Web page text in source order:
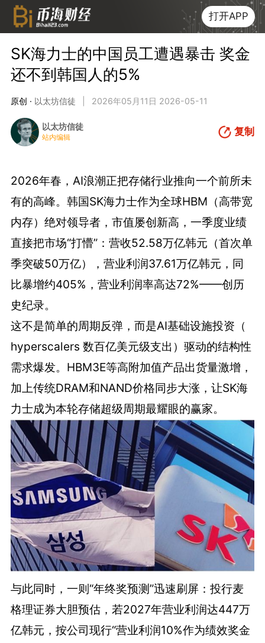
打开APP
SK海力士的中国员工遭遇暴击 奖金
还不到韩国人的5%
原创 · 以太坊信徒 2026年05月11日 2026-05-11
以太坊信徒
站内编辑 复制
2026年春，AI浪潮正把存储行业推向一个前所未
有的高峰。韩国SK海力士作为全球HBM（高带宽
内存）绝对领导者，市值屡创新高，一季度业绩
直接把市场“打懵”：营收52.58万亿韩元（首次单
季突破50万亿），营业利润37.61万亿韩元，同
比暴增约405%，营业利润率高达72%——创历
史纪录。
这不是简单的周期反弹，而是AI基础设施投资（
hyperscalers 数百亿美元级支出）驱动的结构性
需求爆发。HBM3E等高附加值产品出货量激增，
加上传统DRAM和NAND价格同步大涨，让SK海
力士成为本轮存储超级周期最耀眼的赢家。
与此同时，一则“年终奖预测”迅速刷屏：投行麦
格理证券大胆预估，若2027年营业利润达447万
亿韩元，按公司现行“营业利润10%作为绩效奖金